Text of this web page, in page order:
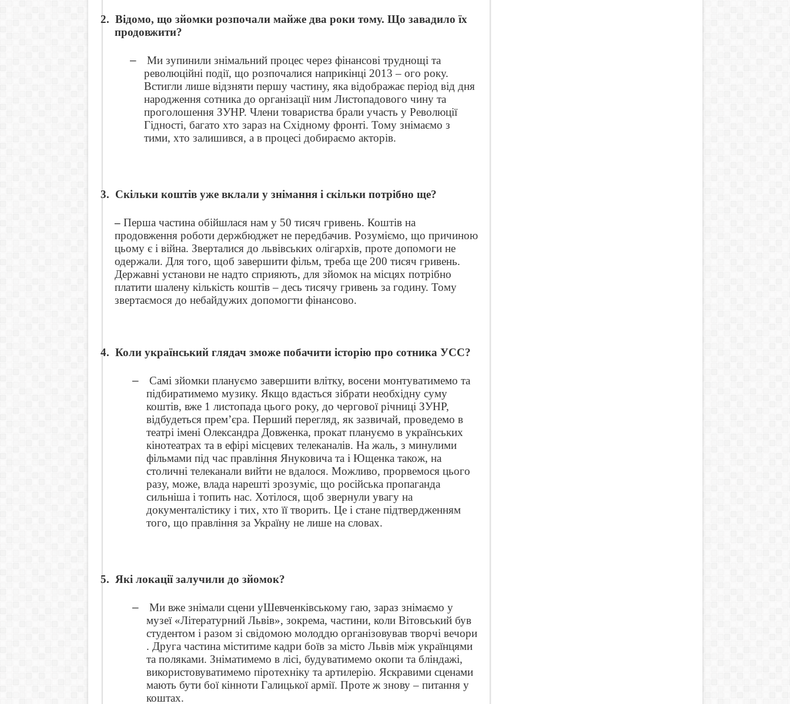
2. Відомо, що зйомки розпочали майже два роки тому. Що завадило їх
продовжити?
–
Ми зупинили знімальний процес через фінансові труднощі та
революційні події, що розпочалися наприкінці 2013 – ого року.
Встигли лише відзняти першу частину, яка відображає період від дня
народження сотника до організації ним Листопадового чину та
проголошення ЗУНР. Члени товариства брали участь у Революції
Гідності, багато хто зараз на Східному фронті. Тому знімаємо з
тими, хто залишився, а в процесі добираємо акторів.
3. Скільки коштів уже вклали у знімання і скільки потрібно ще?
– Перша частина обійшлася нам у 50 тисяч гривень. Коштів на
продовження роботи держбюджет не передбачив. Розуміємо, що причиною
цьому є і війна. Зверталися до львівських олігархів, проте допомоги не
одержали. Для того, щоб завершити фільм, треба ще 200 тисяч гривень.
Державні установи не надто сприяють, для зйомок на місцях потрібно
платити шалену кількість коштів – десь тисячу гривень за годину. Тому
звертаємося до небайдужих допомогти фінансово.
4. Коли український глядач зможе побачити історію про сотника УСС?
–
Самі зйомки плануємо завершити влітку, восени монтуватимемо та
підбиратимемо музику. Якщо вдасться зібрати необхідну суму
коштів, вже 1 листопада цього року, до чергової річниці ЗУНР,
відбудеться прем’єра. Перший перегляд, як зазвичай, проведемо в
театрі імені Олександра Довженка, прокат плануємо в українських
кінотеатрах та в ефірі місцевих телеканалів. На жаль, з минулими
фільмами під час правління Януковича та і Ющенка також, на
столичні телеканали вийти не вдалося. Можливо, прорвемося цього
разу, може, влада нарешті зрозуміє, що російська пропаганда
сильніша і топить нас. Хотілося, щоб звернули увагу на
документалістику і тих, хто її творить. Це і стане підтвердженням
того, що правління за Україну не лише на словах.
5. Які локації залучили до зйомок?
– Ми вже знімали сцени уШевченківському гаю, зараз знімаємо у
музеї «Літературний Львів», зокрема, частини, коли Вітовський був
студентом і разом зі свідомою молоддю організовував творчі вечори
. Друга частина міститиме кадри боїв за місто Львів між українцями
та поляками. Зніматимемо в лісі, будуватимемо окопи та бліндажі,
використовуватимемо піротехніку та артилерію. Яскравими сценами
мають бути бої кінноти Галицької армії. Проте ж знову – питання у
коштах.